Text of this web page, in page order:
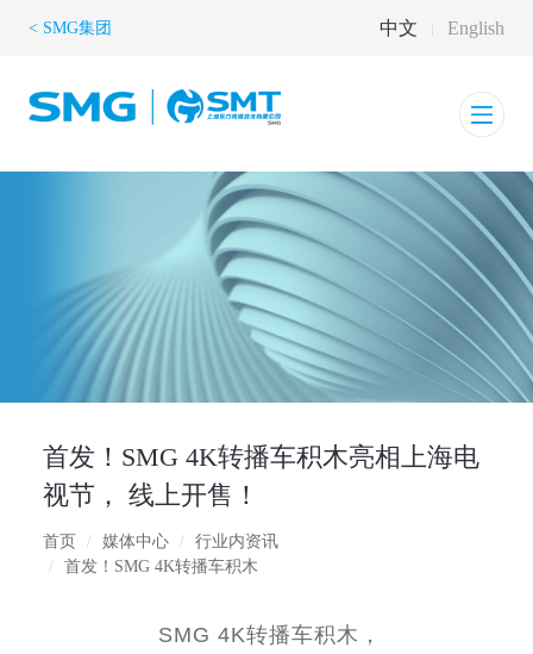
< SMG集团 中文 English
首发！SMG 4K转播车积木亮相上海电
视节， 线上开售！
首页 媒体中心
行业内资讯
首发！SMG 4K转播车积木
SMG 4K转播车积木，